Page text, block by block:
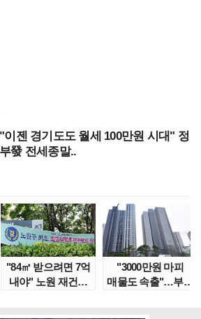
"이젠 경기도도 월세 100만원 시대" 정
부發 전세종말..
"84㎡ 받으려면 7억
내야" 노원 재건축
"3000만원 마피
매물도 속출"…부산